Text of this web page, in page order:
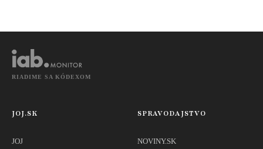
RIADIME SA KÓDEXOM
JOJ.SK
JOJ
SPRAVODAJSTVO
NOVINY.SK